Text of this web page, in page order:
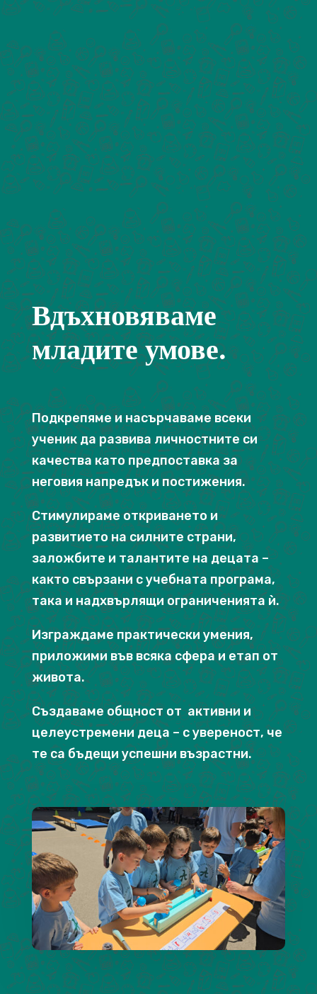
Вдъхновяваме
младите умове.
Подкрепяме и насърчаваме всеки
ученик да развива личностните си
качества като предпоставка за
неговия напредък и постижения.
Стимулираме откриването и
развитието на силните страни,
заложбите и талантите на децата –
както свързани с учебната програма,
така и надхвърлящи ограниченията ѝ.
Изграждаме практически умения,
приложими във всяка сфера и етап от
живота.
Създаваме общност от активни и
целеустремени деца – с увереност, че
те са бъдещи успешни възрастни.